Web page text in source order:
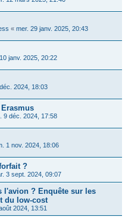
« mer. 29 janv. 2025, 20:43
janv. 2025, 20:22
2024, 18:03
9 déc. 2024, 17:58
1 nov. 2024, 18:06
?
3 sept. 2024, 09:07
l'avion ? Enquête sur les
du low-cost
2024, 13:51